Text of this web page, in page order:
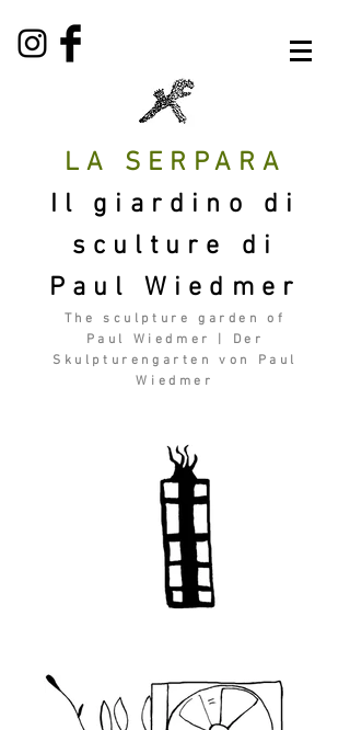
LA SERPARA
Il giardino di
sculture di
Paul Wiedmer
The sculpture garden of
Paul Wiedmer | Der
Skulpturengarten von Paul
Wiedmer